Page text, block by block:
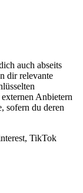
auch abseits
dir relevante
Anbietern
sofern du deren
TikTok